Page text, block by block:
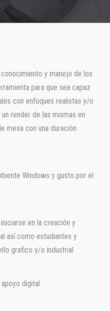
y manejo de los
para que sea capaz
con enfoques realistas y/o
render de las mismas en
mesa con una duración
Windows y gusto por el
en la creación y
así como estudiantes y
grafico y/o industrial
digital.